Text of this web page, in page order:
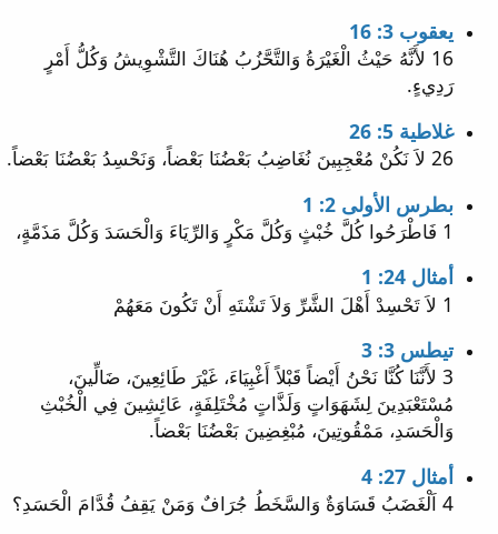
يعقوب 3: 16
16 لأَنَّهُ حَيْثُ الْغَيْرَةُ وَالتَّحَّزُبُ هُنَاكَ التَّشْوِيشُ وَكُلُّ أَمْرٍ
رَدِيءٍ.
غلاطية 5: 26
26 لاَ نَكُنْ مُعْجِبِينَ نُغَاضِبُ بَعْضُنَا بَعْضاً، وَنَحْسِدُ بَعْضُنَا بَعْضاً.
بطرس الأولى 2: 1
1 فَاطْرَحُوا كُلَّ خُبْثٍ وَكُلَّ مَكْرٍ وَالرِّيَاءَ وَالْحَسَدَ وَكُلَّ مَذَمَّةٍ،
أمثال 24: 1
1 لاَ تَحْسِدْ أَهْلَ الشَّرِّ وَلاَ تَشْتَهِ أَنْ تَكُونَ مَعَهُمْ
تيطس 3: 3
3 لأَنَّنَا كُنَّا نَحْنُ أَيْضاً قَبْلاً أَغْبِيَاءَ، غَيْرَ طَائِعِينَ، ضَالِّينَ،
مُسْتَعْبَدِينَ لِشَهَوَاتٍ وَلَذَّاتٍ مُخْتَلِفَةٍ، عَائِشِينَ فِي الْخُبْثِ
وَالْحَسَدِ، مَمْقُوتِينَ، مُبْغِضِينَ بَعْضُنَا بَعْضاً.
أمثال 27: 4
4 اَلْغَضَبُ قَسَاوَةٌ وَالسَّخَطُ جُرَافٌ وَمَنْ يَقِفُ قُدَّامَ الْحَسَدِ؟